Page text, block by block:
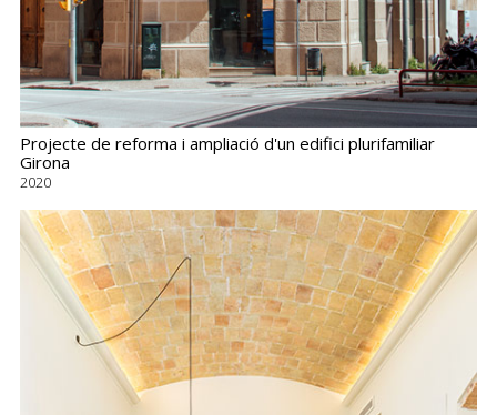
Projecte de reforma i ampliació d'un edifici plurifamiliar
Girona
2020